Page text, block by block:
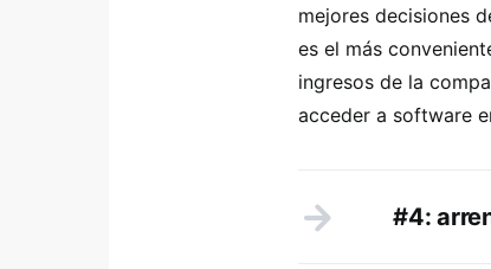
mejores decisiones
es el más
ingresos de la
acceder a software
#4: